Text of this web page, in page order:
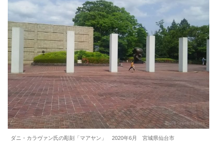
ダニ・カラヴァン氏の彫刻「マアヤン」 2020年6月 宮城県仙台市